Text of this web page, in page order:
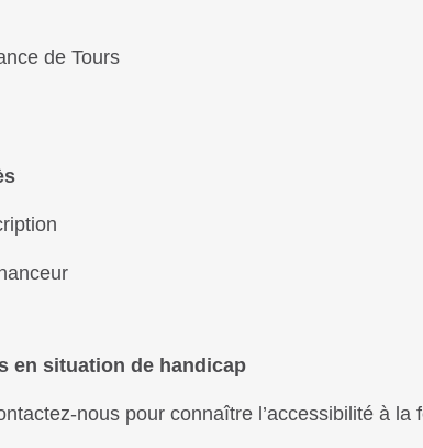
de Tours
en situation de handicap
nous pour connaître l’accessibilité à la